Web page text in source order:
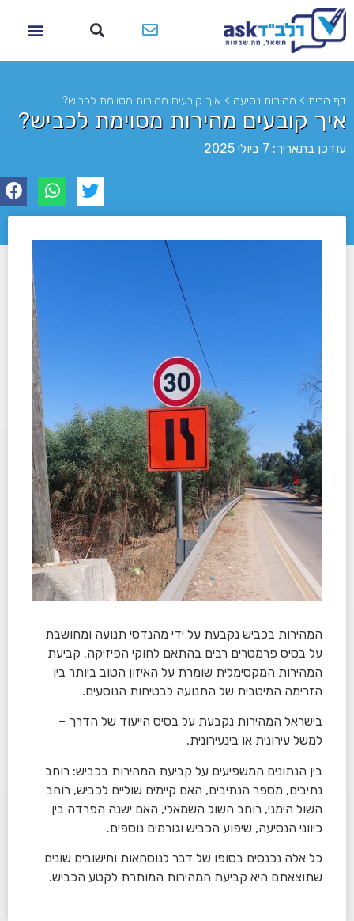
דף הבית > מהירות נסיעה > איך קובעים מהירות מסוימת לכביש?
איך קובעים מהירות מסוימת לכביש?
עודכן בתאריך: 7 ביולי 2025
המהירות בכביש נקבעת על ידי מהנדסי תנועה ומחושבת
על בסיס פרמטרים רבים בהתאם לחוקי הפיזיקה. קביעת
המהירות המקסימלית שומרת על האיזון הטוב ביותר בין
הזרימה המיטבית של התנועה לבטיחות הנוסעים.
בישראל המהירות נקבעת על בסיס הייעוד של הדרך –
למשל עירונית או בינעירונית.
בין הנתונים המשפיעים על קביעת המהירות בכביש: רוחב
נתיבים, מספר הנתיבים, האם קיימים שוליים לכביש, רוחב
השול הימני, רוחב השול השמאלי, האם ישנה הפרדה בין
כיווני הנסיעה, שיפוע הכביש וגורמים נוספים.
כל אלה נכנסים בסופו של דבר לנוסחאות וחישובים שונים
שתוצאתם היא קביעת המהירות המותרת לקטע הכביש.